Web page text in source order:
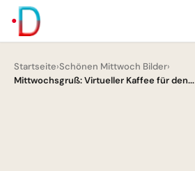
Startseite›Schönen Mittwoch Bilder›
Mittwochsgruß: Virtueller Kaffee für den...